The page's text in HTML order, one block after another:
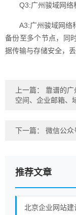
Q3:广州骏域网络
A3:广州骏域网络
备份至多个节点，同
据传输与存储安全，
上一篇： 靠谱的
空间、企业邮箱、
下一篇： 微信公众
推荐文章
北京企业网站